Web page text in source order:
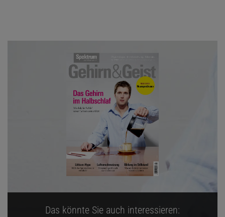
Das könnte Sie auch interessieren: